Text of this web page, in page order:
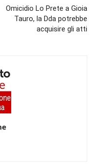
Omicidio Lo Prete a Gioia
Tauro, la Dda potrebbe
acquisire gli atti